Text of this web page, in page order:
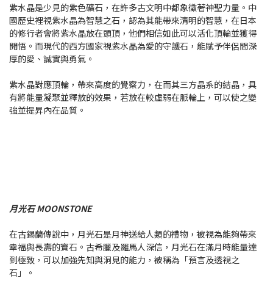
紫水晶是少見的紫色礦石，在許多古文明中都象徵著神聖力量。中
國歷史裡視紫水晶為智慧之石，認為其能帶來清明的智慧，在日本
的修行者會將紫水晶放在頭頂，他們相信如此可以活化頂輪並獲得
開悟。而現代的西方國家視紫水晶為愛的守護石，能賦予伴侶間深
厚的愛、誠實與勇氣。
紫水晶對應頂輪，帶來高度的覺察力，在而其三方晶系的結晶，具
有將能量凝聚並釋放的效果，若放在較虛弱在脈輪上，可以使之變
強並提昇內在品質。
月光石 MOONSTONE
在古錫蘭傳說中，月光石是月神送給人類的禮物，被視為能夠帶來
幸福與長壽的寶石。古希臘及羅馬人深信，月光石在滿月時能量達
到極致，可以加強先知與洞見的能力，被稱為「預言及透視之
石」。